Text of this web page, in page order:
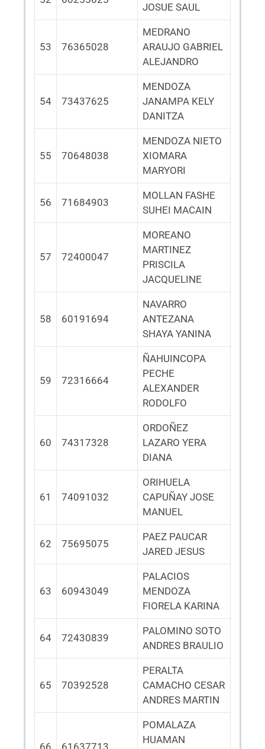
JOSUE SAUL
53 76365028
MEDRANO
ARAUJO GABRIEL
ALEJANDRO
54 73437625
MENDOZA
JANAMPA KELY
DANITZA
55 70648038
MENDOZA NIETO
XIOMARA
MARYORI
56 71684903
MOLLAN FASHE
SUHEI MACAIN
57 72400047
MOREANO
MARTINEZ
PRISCILA
JACQUELINE
58 60191694
NAVARRO
ANTEZANA
SHAYA YANINA
59 72316664
ÑAHUINCOPA
PECHE
ALEXANDER
RODOLFO
60 74317328
ORDOÑEZ
LAZARO YERA
DIANA
61 74091032
ORIHUELA
CAPUÑAY JOSE
MANUEL
62 75695075
PAEZ PAUCAR
JARED JESUS
63 60943049
PALACIOS
MENDOZA
FIORELA KARINA
64 72430839
PALOMINO SOTO
ANDRES BRAULIO
65 70392528
PERALTA
CAMACHO CESAR
ANDRES MARTIN
66 61637713
POMALAZA
HUAMAN